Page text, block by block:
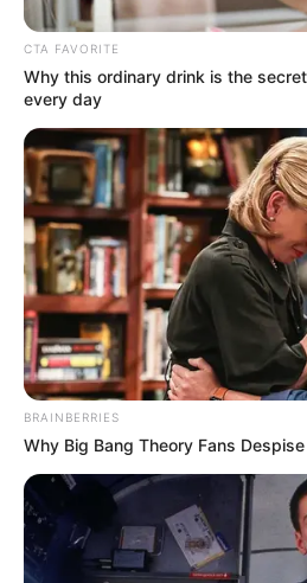
CTA FAVORITE
Why this ordinary drink is the
every day
BRAINBERRIES
Why Big Bang Theory Fans